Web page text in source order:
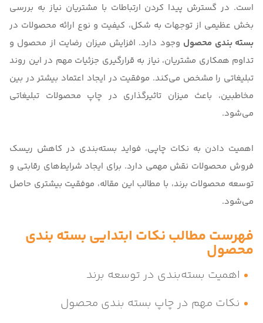
است. در گسترش پیدا کردن ارتباطات با مشتریان نیاز به بررسی
بخش عظیمی از توجهات به شکل، کیفیت و نوع ارائه محصولات در
بسته‌ بندی محصول وجود دارد. افزایش میزان رضایت از محصول و
تداوم همکاری مشتریان، نیاز به قرارگیری جزئیات مهم در این روند
تبلیغاتی را مشخص می‌کند. موفقیت در ایجاد اعتماد بیشتر در بین
مخاطبین، باعث میزان تاثیرگذاری در چاپ محصولات تبلیغاتی
می‌شود.
اهمیت دادن به نکات چاپی، فواید بسته‌بندی در کاهش ریسک
فروش محصولات نقش مهمی دارد. برای ایجاد شرایط‌های رقابتی و
توسعه محصولات برند، با مطالب این مقاله، موفقیت بیشتری حاصل
می‌شود.
فهرست مطالب نکات ابتدایی بسته بندی
محصول
اهمیت بسته‌بندی در توسعه برند
نکات مهم در چاپ بسته‌ بندی محصول